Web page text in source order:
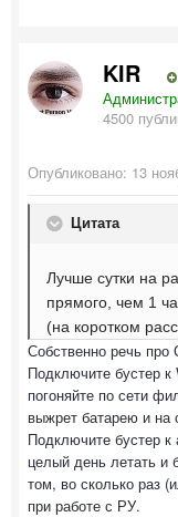
KIR
4500
Опубликовано: 13
Цитата
Лучше сутки на
прямого, чем 1
(на коротком
Собственно речь
Подключите бустер к
погоняйте по сети
выжрет батарею и на
Подключите бустер
целый день летать и
том, во сколько раз
при работе с РУ.